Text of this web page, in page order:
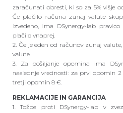
zaračunati obresti, ki so za 5% višje
Če plačilo računa zunaj valute
izvedeno, ima DSynergy-lab
plačilo vnaprej.
2. Če je eden od računov zunaj
valute.
3. Za pošiljanje opomina ima
naslednje vrednosti: za prvi opomin
tretji opomin 8 €.
REKLAMACIJE IN GARANCIJA
1. Tožbe proti DSynergy-lab v